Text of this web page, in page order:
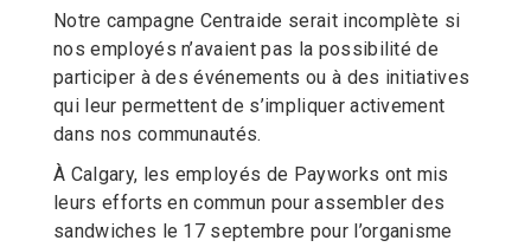
Notre campagne Centraide serait incomplète si
nos employés n’avaient pas la possibilité de
participer à des événements ou à des initiatives
qui leur permettent de s’impliquer activement
dans nos communautés.
À Calgary, les employés de Payworks ont mis
leurs efforts en commun pour assembler des
sandwiches le 17 septembre pour l’organisme